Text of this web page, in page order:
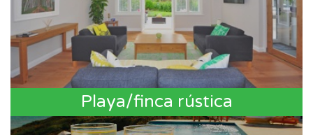
Playa/finca rústica